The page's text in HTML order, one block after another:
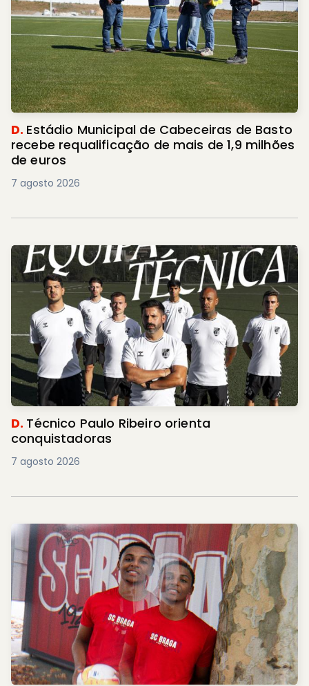
D. Estádio Municipal de Cabeceiras de Basto
recebe requalificação de mais de 1,9 milhões
de euros
7 agosto 2026
D. Técnico Paulo Ribeiro orienta
conquistadoras
7 agosto 2026